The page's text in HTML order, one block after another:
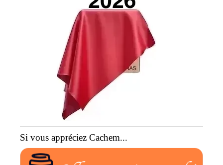
Si vous appréciez Cachem...